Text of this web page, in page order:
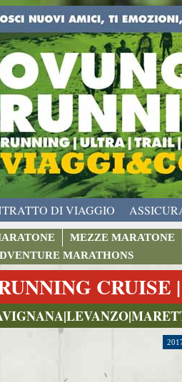
DI VIAGGIO
MEZZE MARATONE
MARATHONS
CRUISE